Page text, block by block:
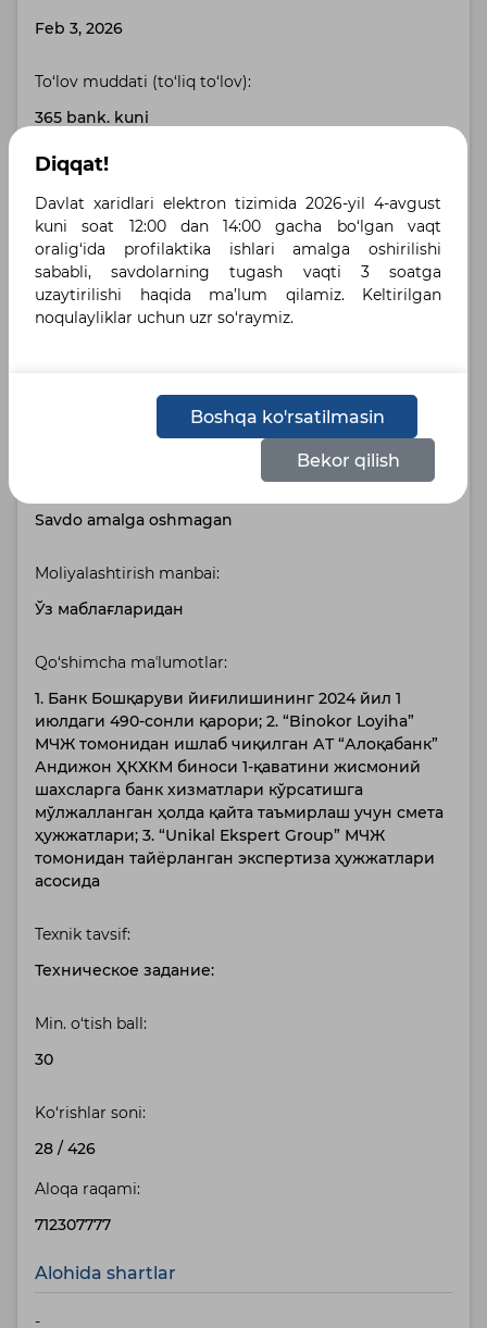
Feb 3, 2026
To‘lov muddati (to‘liq to‘lov):
365 bank. kuni
Buyurtmachi manzili:
Toshkent shahri, Toshkent shahri , пр-т А.Темура 4
Yetkazib berish manzili:
город Ташкент, Мирзо-Улугбекский район , город
Ташкент, Мирзо-Улугбекский район, улица
Belgilangan tillar :
Узбекский К Узбекский
Savdo amalga oshmagan
Moliyalashtirish manbai:
Ўз маблағларидан
Qo‘shimcha maʼlumotlar:
1. Банк Бошқаруви йиғилишининг 2024 йил 1
июлдаги 490-сонли қарори; 2. “Binokor Loyiha”
МЧЖ томонидан ишлаб чиқилган АТ “Алоқабанк”
Андижон ҲКХКМ биноси 1-қаватини жисмоний
шахсларга банк хизматлари кўрсатишга
мўлжалланган ҳолда қайта таъмирлаш учун смета
ҳужжатлари; 3. “Unikal Ekspert Group” МЧЖ
томонидан тайёрланган экспертиза ҳужжатлари
асосида
Texnik tavsif:
Техническое задание:
Min. o‘tish ball:
30
Ko‘rishlar soni:
28 / 426
Aloqa raqami:
712307777
Alohida shartlar
-
Diqqat!
Davlat xaridlari elektron tizimida 2026-yil 4-avgust
kuni soat 12:00 dan 14:00 gacha bo‘lgan vaqt
oralig‘ida profilaktika ishlari amalga oshirilishi
sababli, savdolarning tugash vaqti 3 soatga
uzaytirilishi haqida ma’lum qilamiz. Keltirilgan
noqulayliklar uchun uzr so‘raymiz.
Boshqa ko'rsatilmasin
Bekor qilish